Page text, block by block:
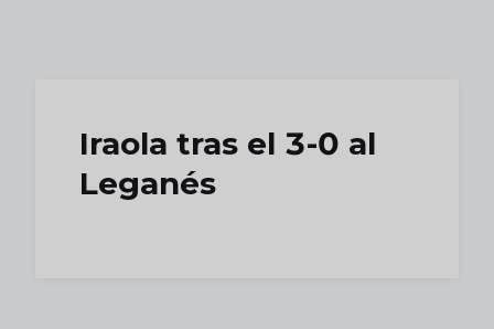
Iraola tras el 3-0 al
Leganés